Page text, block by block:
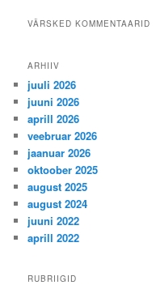
VÄRSKED KOMMENTAARID
ARHIIV
juuli 2026
juuni 2026
aprill 2026
veebruar 2026
jaanuar 2026
oktoober 2025
august 2025
august 2024
juuni 2022
aprill 2022
RUBRIIGID